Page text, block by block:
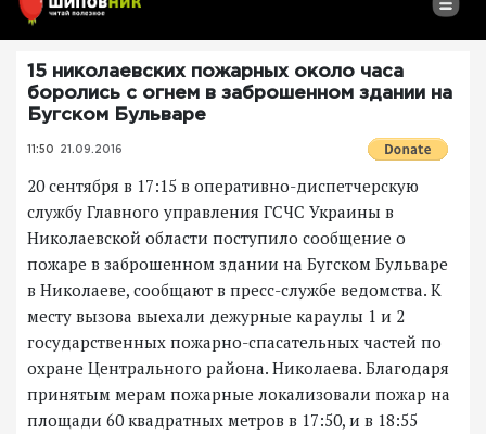
15 николаевских пожарных около часа
боролись с огнем в заброшенном здании на
Бугском Бульваре
11:50 21.09.2016
20 сентября в 17:15 в оперативно-диспетчерскую
службу Главного управления ГСЧС Украины в
Николаевской области поступило сообщение о
пожаре в заброшенном здании на Бугском Бульваре
в Николаеве, сообщают в пресс-службе ведомства. К
месту вызова выехали дежурные караулы 1 и 2
государственных пожарно-спасательных частей по
охране Центрального района. Николаева. Благодаря
принятым мерам пожарные локализовали пожар на
площади 60 квадратных метров в 17:50, и в 18:55